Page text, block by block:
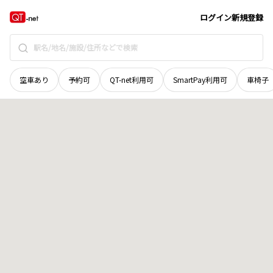
ログイン新規登録
空車あり 予約可 QT-net利用可 SmartPay利用可 車椅子
和歌山県